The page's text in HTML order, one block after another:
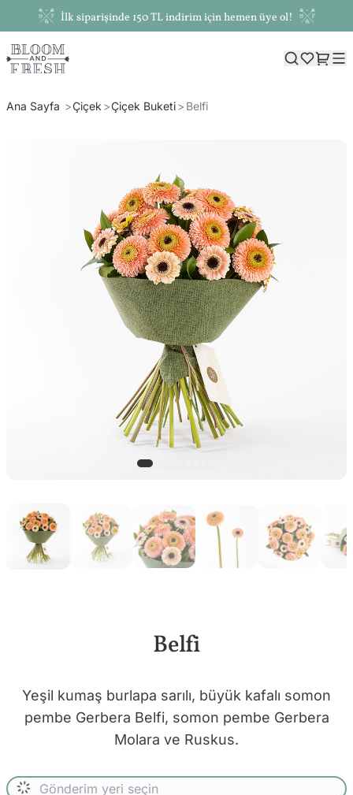
İlk siparişinde 150 TL indirim için hemen üye ol!
Ana Sayfa Çiçek Çiçek Buketi Belfi
Belfi
Yeşil kumaş burlapa sarılı, büyük kafalı somon
pembe Gerbera Belfi, somon pembe Gerbera
Molara ve Ruskus.